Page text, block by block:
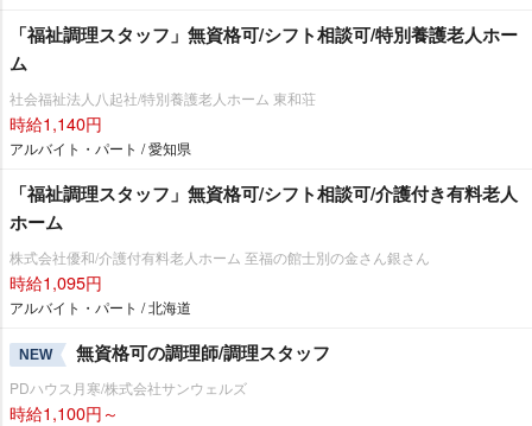
「福祉調理スタッフ」無資格可/シフト相談可/特別養護老人ホー
ム
社会福祉法人八起社/特別養護老人ホーム 東和荘
時給1,140円
アルバイト・パート / 愛知県
「福祉調理スタッフ」無資格可/シフト相談可/介護付き有料老人
ホーム
株式会社優和/介護付有料老人ホーム 至福の館士別の金さん銀さん
時給1,095円
アルバイト・パート / 北海道
NEW 無資格可の調理師/調理スタッフ
PDハウス月寒/株式会社サンウェルズ
時給1,100円～